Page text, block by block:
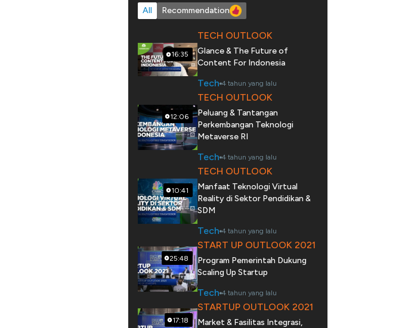
All Recommendation
16:35
TECH OUTLOOK
Glance & The Future of
Content For Indonesia
Tech 4 tahun yang lalu
12:06
TECH OUTLOOK
Peluang & Tantangan
Perkembangan Teknologi
Metaverse RI
Tech 4 tahun yang lalu
10:41
TECH OUTLOOK
Manfaat Teknologi Virtual
Reality di Sektor Pendidikan &
SDM
Tech 4 tahun yang lalu
25:48
START UP OUTLOOK 2021
Program Pemerintah Dukung
Scaling Up Startup
Tech 4 tahun yang lalu
17:18
STARTUP OUTLOOK 2021
Market & Fasilitas Integrasi,